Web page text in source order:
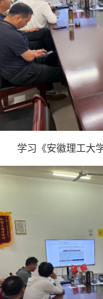
学习《安徽理工大